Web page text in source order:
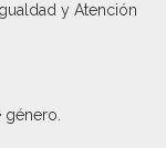
y Atención
género